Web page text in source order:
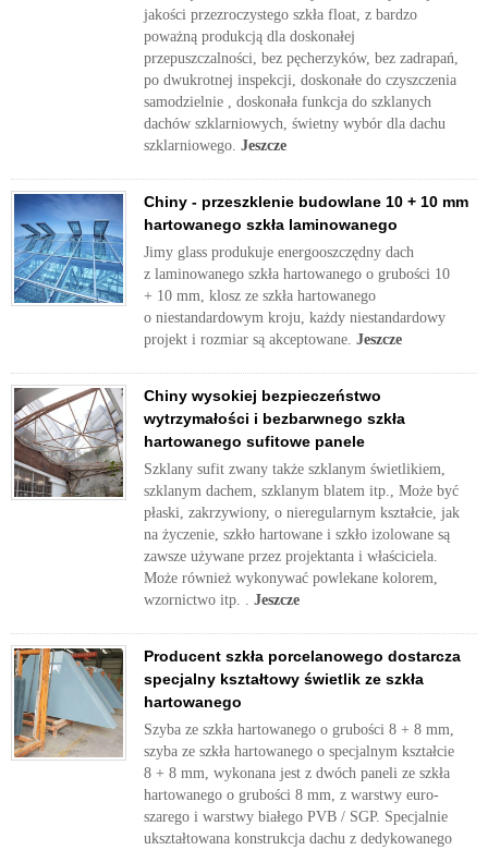
jakości przezroczystego szkła float, z bardzo
poważną produkcją dla doskonałej
przepuszczalności, bez pęcherzyków, bez zadrapań,
po dwukrotnej inspekcji, doskonałe do czyszczenia
samodzielnie , doskonała funkcja do szklanych
dachów szklarniowych, świetny wybór dla dachu
szklarniowego. Jeszcze
Chiny - przeszklenie budowlane 10 + 10 mm
hartowanego szkła laminowanego
Jimy glass produkuje energooszczędny dach
z laminowanego szkła hartowanego o grubości 10
+ 10 mm, klosz ze szkła hartowanego
o niestandardowym kroju, każdy niestandardowy
projekt i rozmiar są akceptowane. Jeszcze
Chiny wysokiej bezpieczeństwo
wytrzymałości i bezbarwnego szkła
hartowanego sufitowe panele
Szklany sufit zwany także szklanym świetlikiem,
szklanym dachem, szklanym blatem itp., Może być
płaski, zakrzywiony, o nieregularnym kształcie, jak
na życzenie, szkło hartowane i szkło izolowane są
zawsze używane przez projektanta i właściciela.
Może również wykonywać powlekane kolorem,
wzornictwo itp. . Jeszcze
Producent szkła porcelanowego dostarcza
specjalny kształtowy świetlik ze szkła
hartowanego
Szyba ze szkła hartowanego o grubości 8 + 8 mm,
szyba ze szkła hartowanego o specjalnym kształcie
8 + 8 mm, wykonana jest z dwóch paneli ze szkła
hartowanego o grubości 8 mm, z warstwy euro-
szarego i warstwy białego PVB / SGP. Specjalnie
ukształtowana konstrukcja dachu z dedykowanego